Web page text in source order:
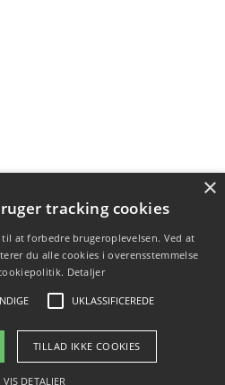
×
tracking cookies
at forbedre brugeroplevelsen. Ved at
du alle cookies i overensstemmelse
Detaljer
UKLASSIFICEREDE
TILLAD IKKE COOKIES
VIS DETALJER